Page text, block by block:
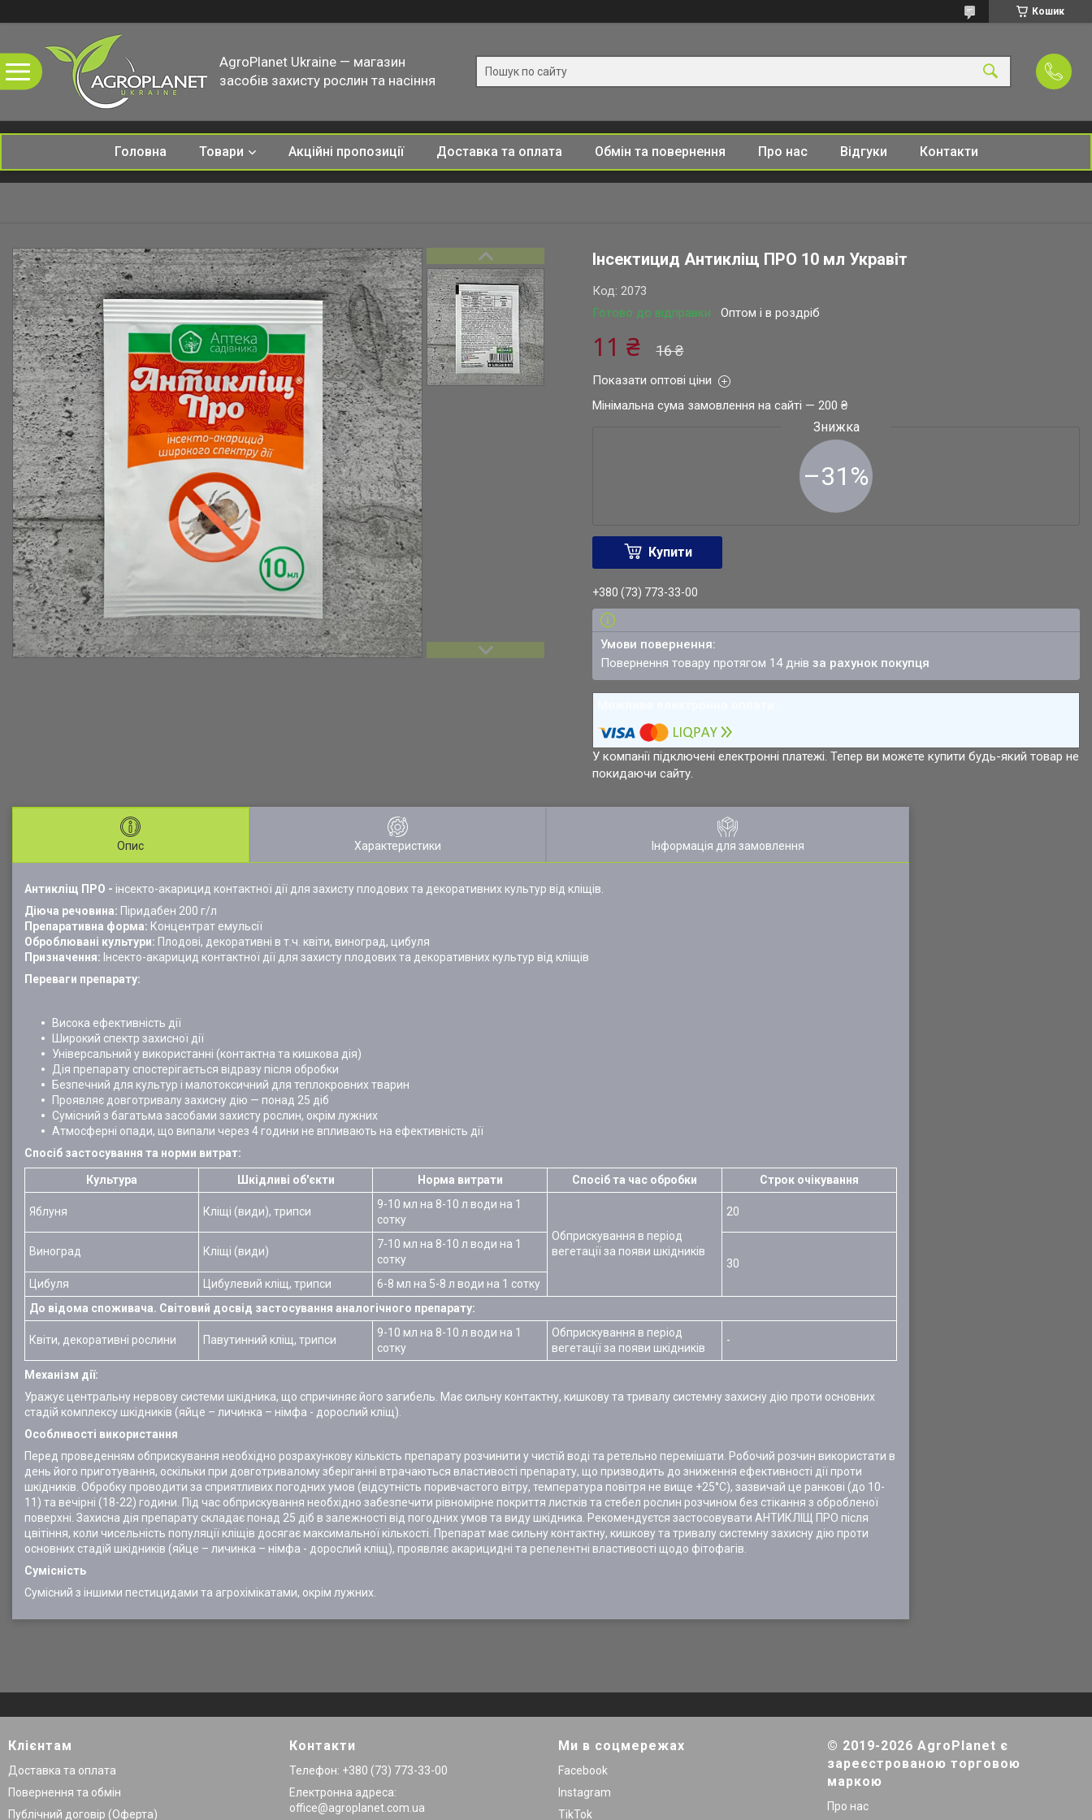
Кошик
AgroPlanet Ukraine — магазин
засобів захисту рослин та насіння
Головна Товари Акційні пропозиції Доставка та оплата Обмін та повернення Про нас Відгуки Контакти
Інсектицид Антикліщ ПРО 10 мл Укравіт
Готово до відправки Оптом і в роздріб
Код:2073
16 ₴
11 ₴
Показати оптові ціни
Мінімальна сума замовлення на сайті — 200 ₴
–31%
Купити
+380 (73) 773-33-00
повернення товару протягом 14 днівза рахунок покупця
У компанії підключені електронні платежі. Тепер ви можете купити будь-який товар не
покидаючи сайту.
Опис Характеристики Інформація для замовлення
Антикліщ ПРО - інсекто-акарицид контактної дії для захисту плодових та декоративних культур від кліщів.
Діюча речовина: Піридабен 200 г/л
Препаративна форма: Концентрат емульсії
Оброблювані культури: Плодові, декоративні в т.ч. квіти, виноград, цибуля
Призначення: Інсекто-акарицид контактної дії для захисту плодових та декоративних культур від кліщів
Переваги препарату:
Висока ефективність дії
Широкий спектр захисної дії
Універсальний у використанні (контактна та кишкова дія)
Дія препарату спостерігається відразу після обробки
Безпечний для культур і малотоксичний для теплокровних тварин
Проявляє довготривалу захисну дію — понад 25 діб
Сумісний з багатьма засобами захисту рослин, окрім лужних
Атмосферні опади, що випали через 4 години не впливають на ефективність дії
Спосіб застосування та норми витрат:
Культура Шкідливі об'єкти Норма витрати Спосіб та час обробки Строк очікування
Яблуня Кліщі (види), трипси
9-10 мл на 8-10 л води на 1
сотку
Обприскування в період
вегетації за появи шкідників
20
Виноград Кліщі (види)
7-10 мл на 8-10 л води на 1
сотку
30
Цибуля
Цибулевий кліщ, трипси
6-8 мл на 5-8 л води на 1 сотку
До відома споживача. Світовий досвід застосування аналогічного препарату:
Квіти, декоративні рослини Павутинний кліщ, трипси
9-10 мл на 8-10 л води на 1
сотку
Обприскування в період
вегетації за появи шкідників
-
Механізм дії:
Уражує центральну нервову системи шкідника, що спричиняє його загибель. Має сильну контактну, кишкову та тривалу системну захисну дію проти основних
стадій комплексу шкідників (яйце – личинка – німфа - дорослий кліщ).
Особливості використання
Перед проведенням обприскування необхідно розрахункову кількість препарату розчинити у чистій воді та ретельно перемішати. Робочий розчин використати в
день його приготування, оскільки при довготривалому зберіганні втрачаються властивості препарату, що призводить до зниження ефективності дії проти
шкідників. Обробку проводити за сприятливих погодних умов (відсутність поривчастого вітру, температура повітря не вище +25°С), зазвичай це ранкові (до 10-
11) та вечірні (18-22) години. Під час обприскування необхідно забезпечити рівномірне покриття листків та стебел рослин розчином без стікання з обробленої
поверхні. Захисна дія препарату складає понад 25 діб в залежності від погодних умов та виду шкідника. Рекомендуєтся застосовувати АНТИКЛІЩ ПРО після
цвітіння, коли чисельність популяції кліщів досягає максимальної кількості. Препарат має сильну контактну, кишкову та тривалу системну захисну дію проти
основних стадій шкідників (яйце – личинка – німфа - дорослий кліщ), проявляє акарицидні та репелентні властивості щодо фітофагів.
Сумісність
Сумісний з іншими пестицидами та агрохімікатами, окрім лужних.
Клієнтам
Доставка та оплата
Повернення та обмін
Публічний договір (Оферта)
Контакти
Телефон: +380 (73) 773-33-00
Електронна адреса:
office@agroplanet.com.ua
Ми в соцмережах
Facebook
Instagram
TikTok
© 2019-2026 AgroPlanet є
зареєстрованою торговою
маркою
Про нас